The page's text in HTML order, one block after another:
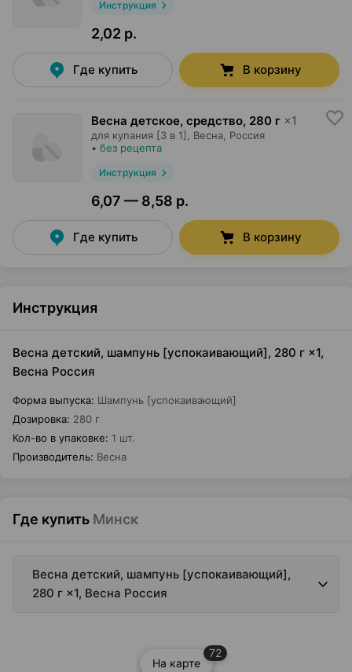
Инструкция
2,02 р.
Где купить В корзину
Весна детское, средство, 280 г ×1
для купания [3 в 1], Весна , Россия
• без рецепта
Инструкция
6,07 — 8,58 р.
Где купить В корзину
Инструкция
Весна детский, шампунь [успокаивающий], 280 г ×1,
Весна Россия
Форма выпуска: Шампунь [успокаивающий]
Дозировка: 280 г
Кол-во в упаковке: 1 шт.
Производитель: Весна
Где купить Минск
Весна детский, шампунь [успокаивающий],
280 г ×1, Весна Россия
На карте
72